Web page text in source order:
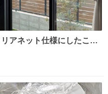
アネット仕様にしたこ
一切許さないし、見た目
。特筆すべきはその値
迷わず採用してほしい。